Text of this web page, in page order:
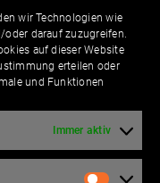
wir Technologien wie
darauf zuzugreifen.
auf dieser Website
erteilen oder
und Funktionen
Immer aktiv